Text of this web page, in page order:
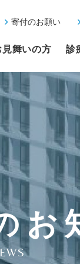
寄付のお願い
見舞いの方 診
お